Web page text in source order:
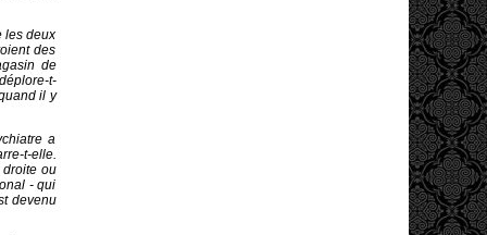
les deux
des
de
t-
il y
a
t-elle.
droite ou
- qui
devenu